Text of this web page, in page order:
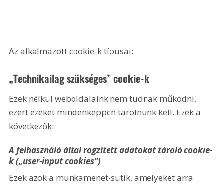
Az alkalmazott cookie-k típusai:
„Technikailag szükséges” cookie-k
Ezek nélkül weboldalaink nem tudnak működni,
ezért ezeket mindenképpen tárolnunk kell. Ezek a
következők:
A felhasználó által rögzített adatokat tároló cookie-
k („user-input cookies”)
Ezek azok a munkamenet-sütik, amelyeket arra